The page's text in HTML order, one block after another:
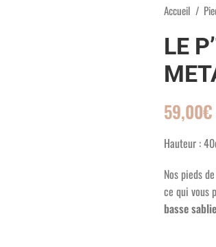
Accueil
LE
59,00€
Hauteur :
Nos pieds
ce qui vous
basse